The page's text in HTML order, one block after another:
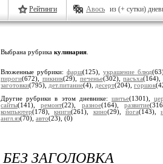
Рейтинги Авось из (+ сутки)
Выбрана рубрика кулинария
Вложенные рубрики:фарш(125),украшение блюд
пироги(672), пикник(29), печенье(302),пасъха
заготовки(795), дет.питание(4), десерт(204), горшок
Другие рубрики в этом дневнике:шитье(1301),
сайты(141),ремонт(22), разное(164),развитие
компьютер(178),книги(261), кино(29), йога(143),
англ.яз(70), авто(23), (0)
БЕЗ ЗАГОЛОВКА